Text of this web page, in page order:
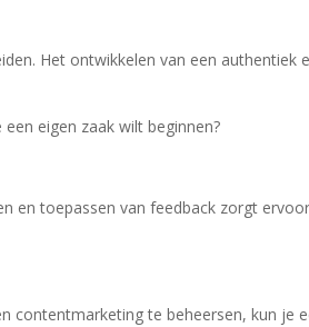
Het ontwikkelen van een authentiek
eigen zaak wilt beginnen?
en toepassen van feedback zorgt
contentmarketing te beheersen, kun je